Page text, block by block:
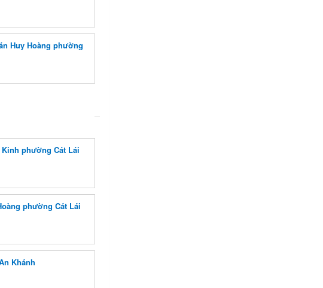
Huy Hoàng phường
Kinh phường Cát Lái
phường Cát Lái
Khánh